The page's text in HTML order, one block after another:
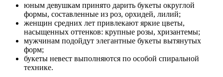
юным девушкам принято дарить букеты округлой
формы, составленные из роз, орхидей, лилий;
женщин средних лет привлекают яркие цветы,
насыщенных оттенков: крупные розы, хризантемы;
мужчинам подойдут элегантные букеты вытянутых
форм;
букеты невест выполняются по особой спиральной
технике.